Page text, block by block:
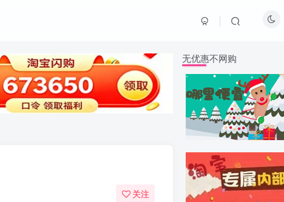
关注
无优惠不网购